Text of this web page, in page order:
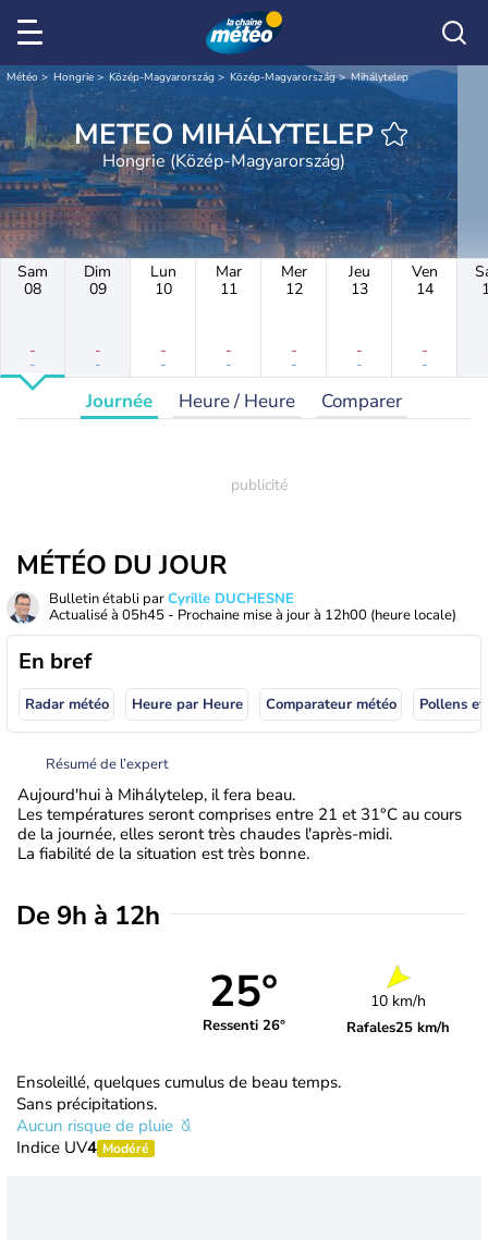
Météo Hongrie Közép-Magyarország Közép-Magyarország Mihálytelep
METEO MIHÁLYTELEP
Hongrie (Közép-Magyarország)
Sam
08
-
-
Dim
09
-
-
Lun
10
-
-
Mar
11
-
-
Mer
12
-
-
Jeu
13
-
-
Ven
14
-
-
Journée Heure / Heure Comparer
MÉTÉO DU JOUR
Bulletin établi parCyrille DUCHESNE
Actualisé à 05h45 - Prochaine mise à jour à 12h00 (heure locale)
En bref
Radar météo Heure par Heure Comparateur météo Pollens
Résumé de l’expert
Aujourd'hui à Mihálytelep, il fera beau.
Les températures seront comprises entre 21 et 31°C au cours
de la journée, elles seront très chaudes l'après-midi.
La fiabilité de la situation est très bonne.
De 9h à 12h
25°
Ressenti 26°
10 km/h
Rafales25 km/h
Ensoleillé, quelques cumulus de beau temps.
Sans précipitations.
Aucun risque de pluie
Indice UV4 Modéré